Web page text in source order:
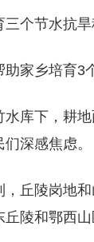
三个节水抗
助家乡培育3
水库下，耕
深感焦虑。
，丘陵岗地
陵和鄂西